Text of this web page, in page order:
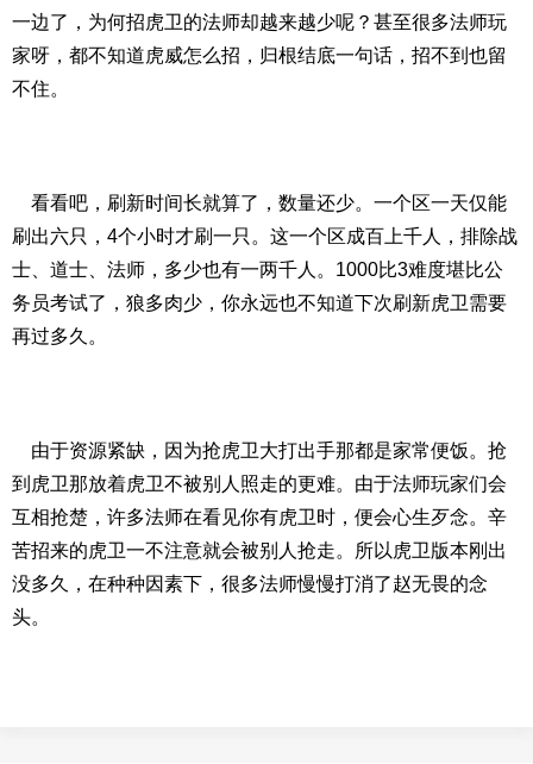
一边了，为何招虎卫的法师却越来越少呢？甚至很多法师玩
家呀，都不知道虎威怎么招，归根结底一句话，招不到也留
不住。
看看吧，刷新时间长就算了，数量还少。一个区一天仅能
刷出六只，4个小时才刷一只。这一个区成百上千人，排除战
士、道士、法师，多少也有一两千人。1000比3难度堪比公
务员考试了，狼多肉少，你永远也不知道下次刷新虎卫需要
再过多久。
由于资源紧缺，因为抢虎卫大打出手那都是家常便饭。抢
到虎卫那放着虎卫不被别人照走的更难。由于法师玩家们会
互相抢楚，许多法师在看见你有虎卫时，便会心生歹念。辛
苦招来的虎卫一不注意就会被别人抢走。所以虎卫版本刚出
没多久，在种种因素下，很多法师慢慢打消了赵无畏的念
头。